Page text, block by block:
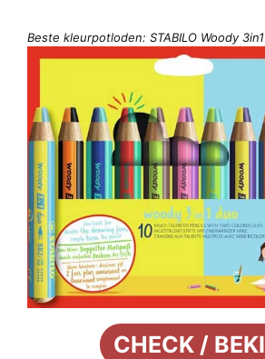
Beste kleurpotloden: STABILO Woody
CHECK /